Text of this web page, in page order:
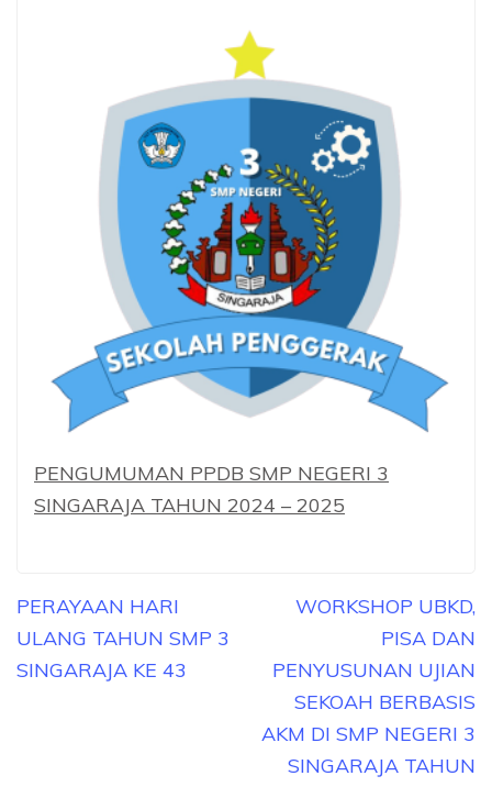
PENGUMUMAN PPDB SMP NEGERI 3
SINGARAJA TAHUN 2024 – 2025
Post
navigation
PERAYAAN HARI
ULANG TAHUN SMP 3
SINGARAJA KE 43
WORKSHOP UBKD,
PISA DAN
PENYUSUNAN UJIAN
SEKOAH BERBASIS
AKM DI SMP NEGERI 3
SINGARAJA TAHUN